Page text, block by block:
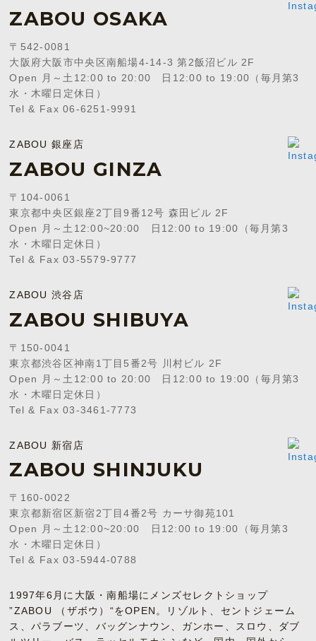
ZABOU OSAKA
〒542-0081
大阪府大阪市中央区南船場4-14-3 第2飯沼ビル 2F
Open 月～土12:00 to 20:00 日12:00 to 19:00（毎月第3
水・木曜日定休日）
Tel & Fax 06-6251-9991
ZABOU 銀座店
ZABOU GINZA
〒104-0061
東京都中央区銀座2丁目9番12号 森田ビル 2F
Open 月～土12:00~20:00 日12:00 to 19:00（毎月第3
水・木曜日定休日）
Tel & Fax 03-5579-9777
ZABOU 渋谷店
ZABOU SHIBUYA
〒150-0041
東京都渋谷区神南1丁目5番2号 川村ビル 2F
Open 月～土12:00 to 20:00 日12:00 to 19:00（毎月第3
水・木曜日定休日）
Tel & Fax 03-3461-7773
ZABOU 新宿店
ZABOU SHINJUKU
〒160-0022
東京都新宿区新宿2丁目4番2号 カーサ御苑101
Open 月～土12:00~20:00 日12:00 to 19:00（毎月第3
水・木曜日定休日）
Tel & Fax 03-5944-0788
1997年6月に大阪・南船場にメンズセレクトショップ
”ZABOU （ザボウ）“をOPEN。リゾルト、セントジェーム
ス、パラブーツ、バッグンナウン、ガンホー、スロウ、ダブ